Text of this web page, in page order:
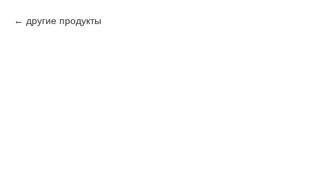
другие продукты